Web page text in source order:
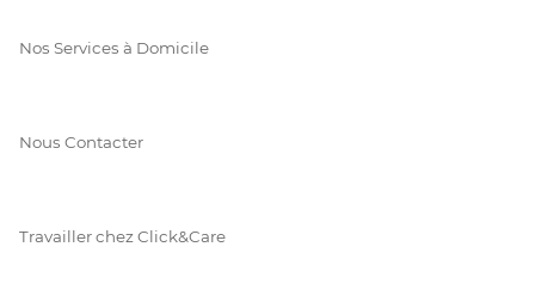
Nos Services à Domicile
Nous Contacter
Travailler chez Click&Care